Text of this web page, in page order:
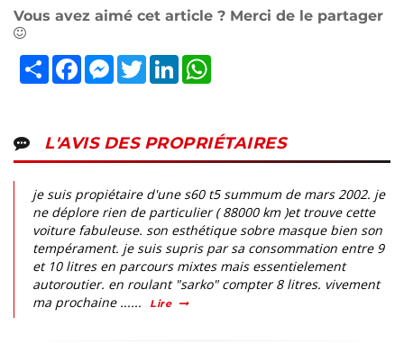
Vous avez aimé cet article ? Merci de le partager
PartagerFacebookMessenger
TwitterLinkedIn
L'AVIS DES PROPRIÉTAIRES
je suis propiétaire d'une s60 t5 summum de mars 2002. je
ne déplore rien de particulier ( 88000 km )et trouve cette
voiture fabuleuse. son esthétique sobre masque bien son
tempérament. je suis supris par sa consommation entre 9
et 10 litres en parcours mixtes mais essentielement
autoroutier. en roulant "sarko" compter 8 litres. vivement
ma prochaine ......
Lire